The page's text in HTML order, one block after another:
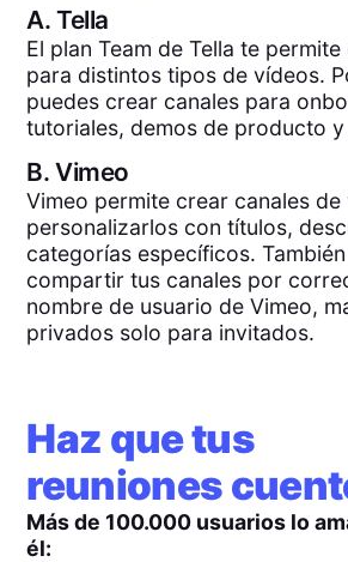
A.Tella
El plan Team de Tella te
para distintos tipos de vídeos.
puedes crear canales para
tutoriales, demos de producto y
B.Vimeo
Vimeo permite crear canales de
personalizarlos con títulos,
categorías específicos.
compartir tus canales por
nombre de usuario de Vimeo,
privados solo para invitados.
Haz que tus
reuniones
Más de 100.000 usuarios lo
él: